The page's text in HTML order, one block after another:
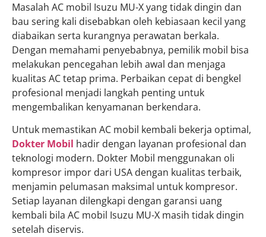
Masalah AC mobil Isuzu MU-X yang tidak dingin dan
bau sering kali disebabkan oleh kebiasaan kecil yang
diabaikan serta kurangnya perawatan berkala.
Dengan memahami penyebabnya, pemilik mobil bisa
melakukan pencegahan lebih awal dan menjaga
kualitas AC tetap prima. Perbaikan cepat di bengkel
profesional menjadi langkah penting untuk
mengembalikan kenyamanan berkendara.
Untuk memastikan AC mobil kembali bekerja optimal,
Dokter Mobil hadir dengan layanan profesional dan
teknologi modern. Dokter Mobil menggunakan oli
kompresor impor dari USA dengan kualitas terbaik,
menjamin pelumasan maksimal untuk kompresor.
Setiap layanan dilengkapi dengan garansi uang
kembali bila AC mobil Isuzu MU-X masih tidak dingin
setelah diservis.